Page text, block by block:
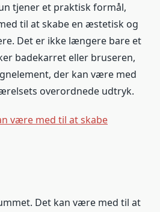
tjener et praktisk formål,
til at skabe en æstetisk og
Det er ikke længere bare et
badekarret eller bruseren,
der kan være med
overordnede udtryk.
være med til at skabe
Det kan være med til at